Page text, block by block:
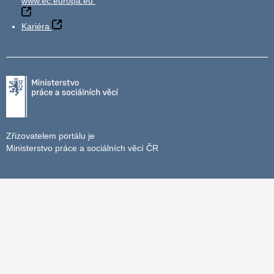
Kariéra
Zřizovatelem portálu je
Ministerstvo práce a sociálních věcí ČR